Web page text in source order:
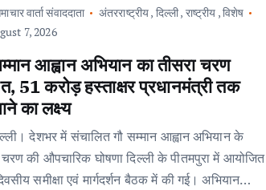
वार्ता संवाददाता अंतरराष्ट्रीय, दिल्ली, राष्ट्रीय ,विशेष
7, 2026
आह्वान अभियान का तीसरा चरण
51 करोड़ हस्ताक्षर प्रधानमंत्री तक
का लक्ष्य
देशभर में संचालित गौ सम्मान आह्वान अभियान के
की औपचारिक घोषणा दिल्ली के पीतमपुरा में आयोजित
समीक्षा एवं मार्गदर्शन बैठक में की गई। अभियान…